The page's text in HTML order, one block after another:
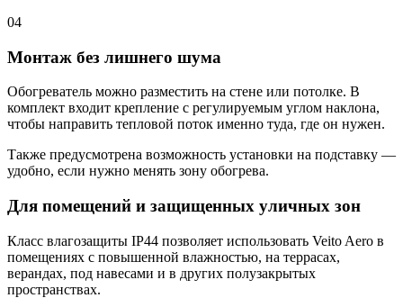
04
Монтаж без лишнего шума
Обогреватель можно разместить на стене или потолке. В
комплект входит крепление с регулируемым углом наклона,
чтобы направить тепловой поток именно туда, где он нужен.
Также предусмотрена возможность установки на подставку —
удобно, если нужно менять зону обогрева.
Для помещений и защищенных уличных зон
Класс влагозащиты IP44 позволяет использовать Veito Aero в
помещениях с повышенной влажностью, на террасах,
верандах, под навесами и в других полузакрытых
пространствах.